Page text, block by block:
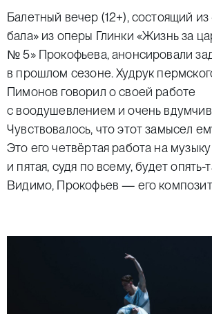
Балетный вечер (12+), состоящий из
бала» из оперы Глинки «Жизнь за
№ 5» Прокофьева, анонсировали
в прошлом сезоне. Худрук
Пимонов говорил о своей работе
с воодушевлением и очень
Чувствовалось, что этот замысел
Это его четвёртая работа на
и пятая, судя по всему, будет опять-
Видимо, Прокофьев — его